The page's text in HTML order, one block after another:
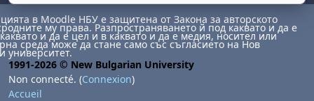
samedi 1 août
dimanche 2 août
7 août
samedi 8 août
dimanche 9 août
в Moodle НБУ е защитена от Закона за авторското
му права. Разпространяването й под каквато и да е
и да е цел и в каквато и да е медия, носител или
среда може да стане само със съгласието на Нов
университет.
1991-2026 © New Bulgarian University
Non connecté. (Connexion)
Accueil